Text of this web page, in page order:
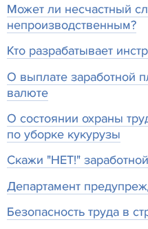
Может ли несчастный
непроизводственным?
Кто разрабатывает
О выплате заработной
валюте
О состоянии охраны
по уборке кукурузы
Скажи "НЕТ!"
Департамент
Безопасность труда в